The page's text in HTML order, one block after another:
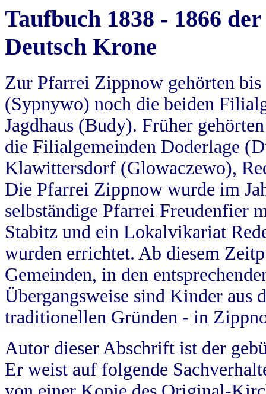
Taufbuch 1838 - 1866
Deutsch Krone
Zur Pfarrei Zippnow gehörten
(Sypnywo) noch die beiden
Jagdhaus (Budy). Früher
die Filialgemeinden Doderlage
Klawittersdorf (Glowaczewo),
Die Pfarrei Zippnow wurde im
selbständige Pfarrei Freudenfier
Stabitz und ein Lokalvikariat
wurden errichtet. Ab diesem
Gemeinden, in den
Übergangsweise sind Kinder aus
traditionellen Gründen - in
Autor dieser Abschrift ist der
Er weist auf folgende